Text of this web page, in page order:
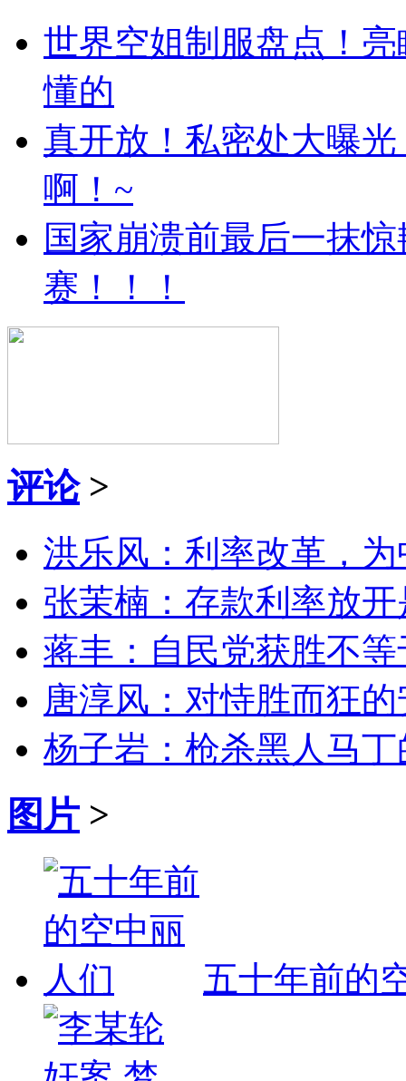
世界空姐制服盘点！
懂的
真开放！私密处大曝
啊！~
国家崩溃前最后一抹
赛！！！
评论>
洪乐风：利率改革，
张茉楠：存款利率放
蒋丰：自民党获胜不
唐淳风：对恃胜而狂
杨子岩：枪杀黑人马
图片 >
五十年前的